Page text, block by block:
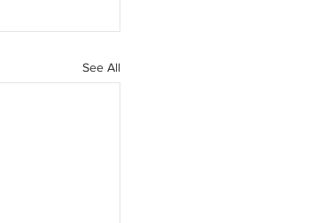
See All